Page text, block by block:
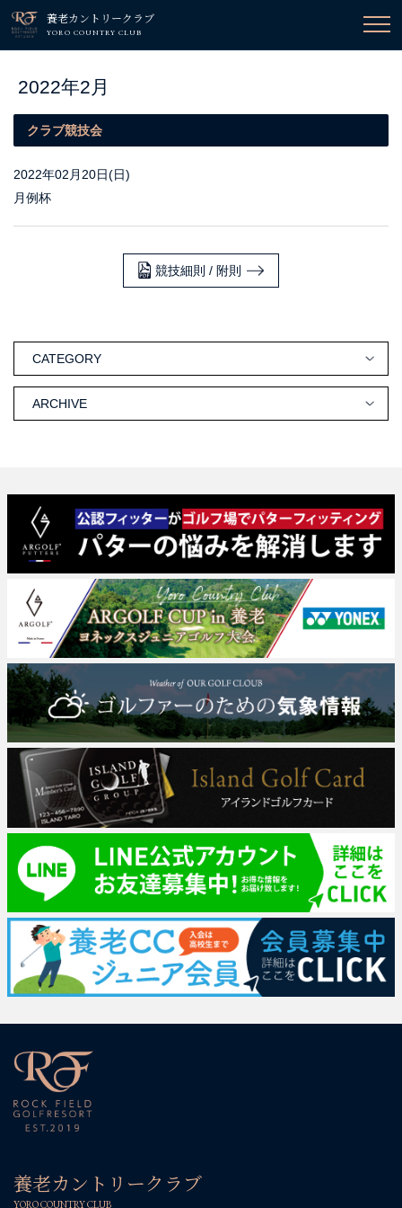
養老カントリークラブ
YORO COUNTRY CLUB
2022年2月
クラブ競技会
2022年02月20日(日)
月例杯
競技細則 / 附則
CATEGORY
ARCHIVE
養老カントリークラブ
YORO COUNTRY CLUB